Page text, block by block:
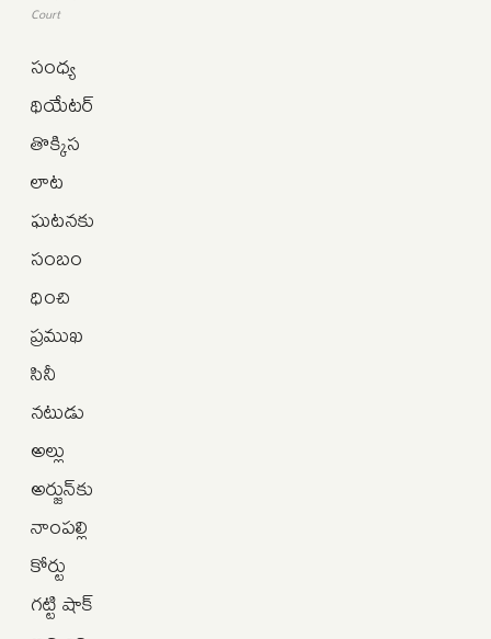
Court
సంధ్య
థియేటర్
తొక్కిస
లాట
ఘటనకు
సంబం
ధించి
ప్రముఖ
సినీ
నటుడు
అల్లు
అర్జున్‌కు
నాంపల్లి
కోర్టు
గట్టి షాక్